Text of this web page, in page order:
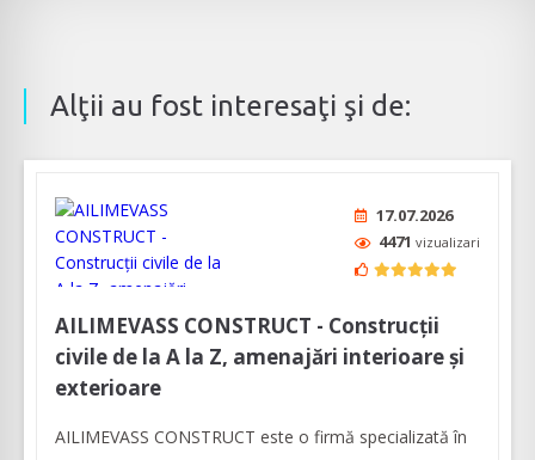
Alţii au fost interesaţi şi de:
17.07.2026
4471 vizualizari
AILIMEVASS CONSTRUCT - Construcții
civile de la A la Z, amenajări interioare și
exterioare
AILIMEVASS CONSTRUCT este o firmă specializată în